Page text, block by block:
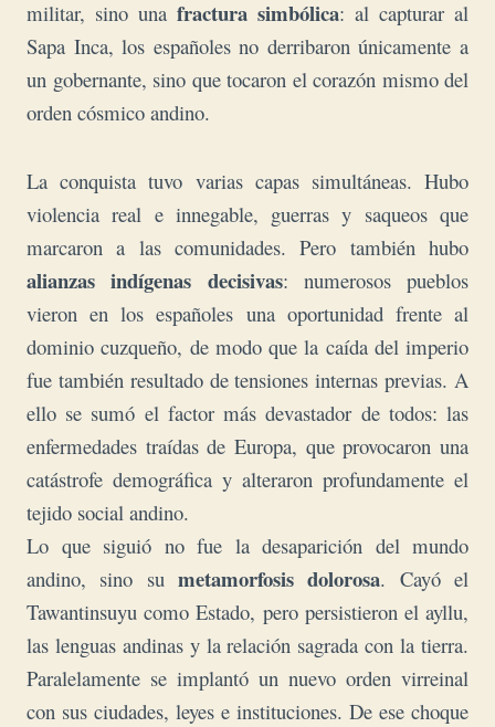
militar, sino una fractura simbólica: al capturar al
Sapa Inca, los españoles no derribaron únicamente a
un gobernante, sino que tocaron el corazón mismo del
orden cósmico andino.
La conquista tuvo varias capas simultáneas. Hubo
violencia real e innegable, guerras y saqueos que
marcaron a las comunidades. Pero también hubo
alianzas indígenas decisivas: numerosos pueblos
vieron en los españoles una oportunidad frente al
dominio cuzqueño, de modo que la caída del imperio
fue también resultado de tensiones internas previas. A
ello se sumó el factor más devastador de todos: las
enfermedades traídas de Europa, que provocaron una
catástrofe demográfica y alteraron profundamente el
tejido social andino.
Lo que siguió no fue la desaparición del mundo
andino, sino su metamorfosis dolorosa. Cayó el
Tawantinsuyu como Estado, pero persistieron el ayllu,
las lenguas andinas y la relación sagrada con la tierra.
Paralelamente se implantó un nuevo orden virreinal
con sus ciudades, leyes e instituciones. De ese choque